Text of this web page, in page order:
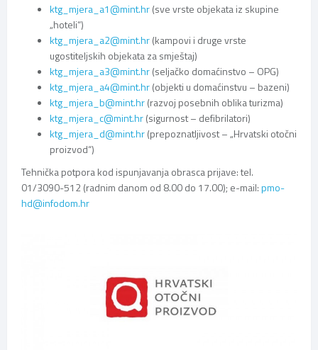
ktg_mjera_a1@mint.hr(sve vrste objekata iz skupine
„hoteli“)
ktg_mjera_a2@mint.hr(kampovi i druge vrste
ugostiteljskih objekata za smještaj)
ktg_mjera_a3@mint.hr(seljačko domaćinstvo – OPG)
ktg_mjera_a4@mint.hr(objekti u domaćinstvu – bazeni)
ktg_mjera_b@mint.hr(razvoj posebnih oblika turizma)
ktg_mjera_c@mint.hr(sigurnost – defibrilatori)
ktg_mjera_d@mint.hr(prepoznatljivost – „Hrvatski otočni
proizvod“)
Tehnička potpora kod ispunjavanja obrasca prijave: tel.
01/3090-512 (radnim danom od 8.00 do 17.00); e-mail:pmo-
hd@infodom.hr